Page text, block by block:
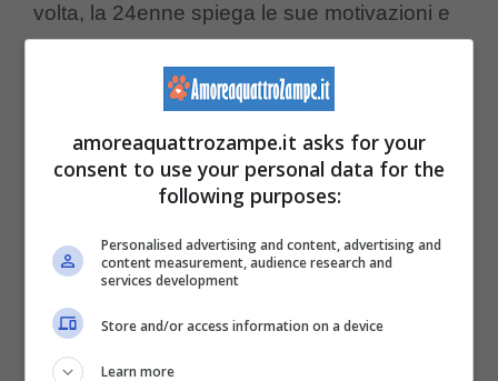
volta, la 24enne spiega le sue motivazioni e
considerazione. Così il vivere insieme ha
inizio e la situazione sembra non essere così
orribile, fino ad una sera, quando, il ragazzo
convinto che la fidanzata non fosse nei
paraggi, avvicinandosi di soppiatto al gatto
inizia ad insultarlo.
La ragazza che assiste alla scena, racconta
amoreaquattrozampe.it asks for your
consent to use your personal data for the
following purposes:
Personalised advertising and content, advertising and
content measurement, audience research and
services development
Store and/or access information on a device
Learn more